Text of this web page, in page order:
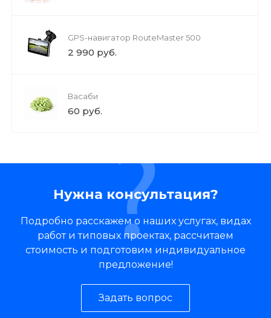
GPS-навигатор RouteMaster 500
2 990 руб.
Васаби
60 руб.
Нужна консультация?
Подробно расскажем о наших услугах, видах
работ и типовых проектах, рассчитаем
стоимость и подготовим индивидуальное
предложение!
Задать вопрос